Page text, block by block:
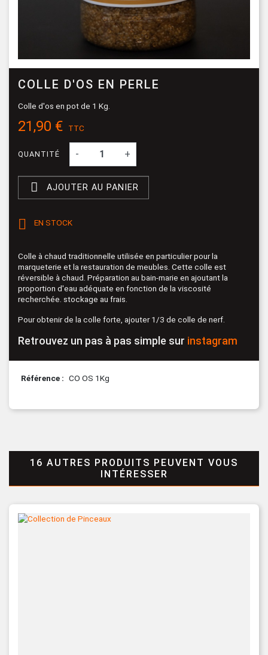
COLLE D'OS EN PERLE
Colle d'os en pot de 1 Kg.
21,90 € TTC
QUANTITÉ - +
 AJOUTER AU PANIER
 EN STOCK
Colle à chaud traditionnelle utilisée en particulier pour la
marqueterie et la restauration de meubles. Cette colle est
réversible à chaud. Préparation au bain-marie en ajoutant la
proportion d'eau adéquate en fonction de la viscosité
recherchée. stockage au frais.
Pour obtenir de la colle forte, ajouter 1/3 de colle de nerf.
Retrouvez un pas à pas simple sur instagram
Référence CO OS 1Kg
16 AUTRES PRODUITS PEUVENT VOUS
INTÉRESSER